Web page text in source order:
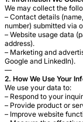
We may collect the
– Contact details
number) submitted via
– Website usage data
address).
– Marketing and
Google and LinkedIn).
—
2. How We Use Your
We use your data to:
– Respond to your
– Provide product or
– Improve website